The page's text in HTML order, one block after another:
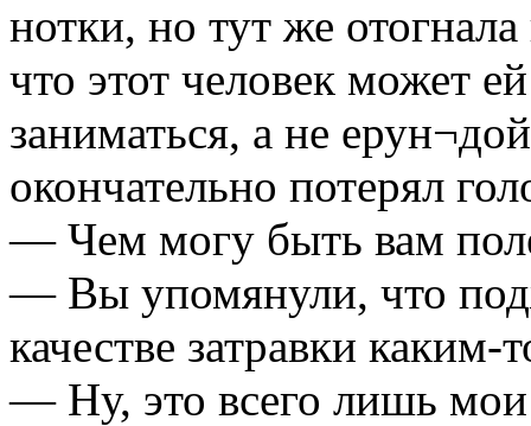
нотки, но тут же
что этот человек может
заниматься, а не
окончательно потерял
— Чем могу быть вам
— Вы упомянули, что
качестве затравки
— Ну, это всего лишь мои